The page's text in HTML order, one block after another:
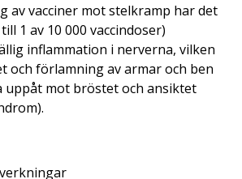
av vacciner mot stelkramp har det
1 av 10 000 vaccindoser)
inflammation i nerverna, vilken
och förlamning av armar och ben
uppåt mot bröstet och ansiktet